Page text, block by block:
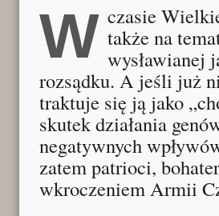
W czasie Wielkiego Postu podejmujemy rozmyślania także na
wysławianej
rozsądku. A jeśli już
traktuje się ją jako
skutek działania
negatywnych
zatem patrioci,
wkroczeniem Armii